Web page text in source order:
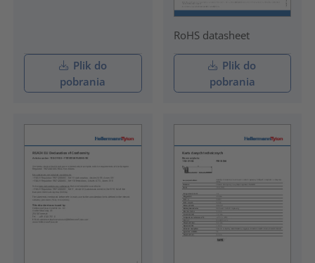
Plik do
pobrania
RoHS datasheet
Plik do
pobrania